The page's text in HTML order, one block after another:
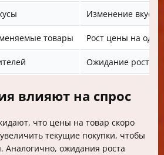
Изменение
товары Рост цены на
Ожидание роста
влияют на спрос
что цены на товар скоро
текущие покупки, чтобы
Аналогично, ожидания роста